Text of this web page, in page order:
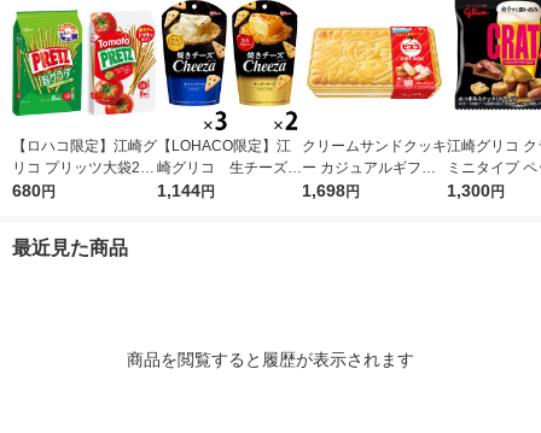
【ロハコ限定】江崎グ
リコ プリッツ大袋2種
セット（旨サラダ、熟
菓子 おつまみ
680円
【LOHACO限定】江
崎グリコ 生チーズの
チーザ 2種アソートセ
1,144円
クリームサンドクッキ
ー カジュアルギフト
ビスコ GIFTBOX 1
1,698円
江崎グリコ ク
ミニタイプ
ベーコン
1,300円
最近見た商品
商品を閲覧すると履歴が表示されます